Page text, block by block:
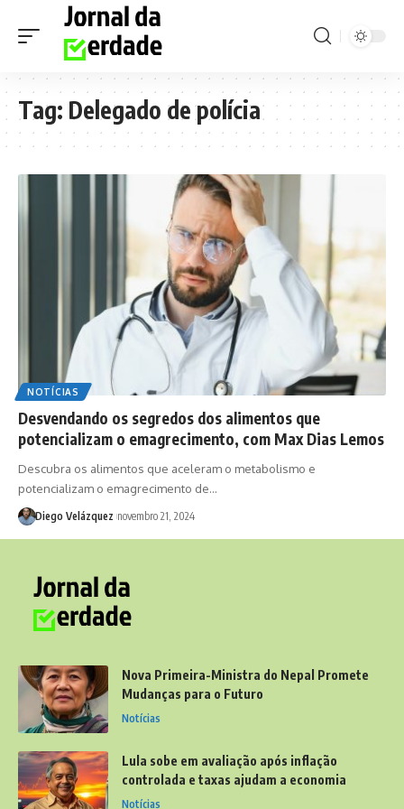
Tag: Delegado de polícia
NOTÍCIAS
Desvendando os segredos dos alimentos que
potencializam o emagrecimento, com Max Dias Lemos
Descubra os alimentos que aceleram o metabolismo e
potencializam o emagrecimento de…
Diego Velázquez novembro 21, 2024
Nova Primeira-Ministra do Nepal Promete
Mudanças para o Futuro
Notícias
Lula sobe em avaliação após inflação
controlada e taxas ajudam a economia
Notícias